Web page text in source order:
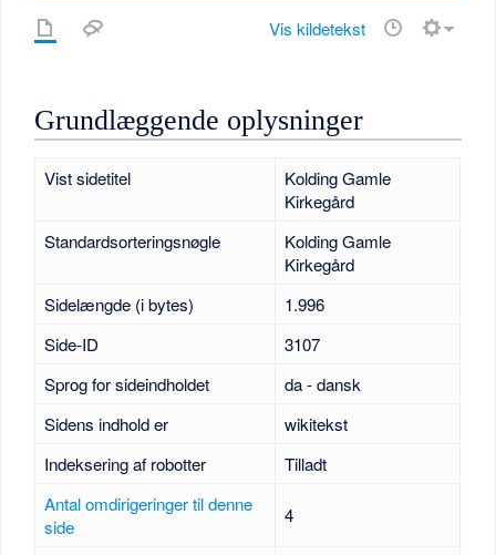
Vis kildetekst
Grundlæggende oplysninger
Vist sidetitel
Kolding Gamle
Kirkegård
Standardsorteringsnøgle
Kolding Gamle
Kirkegård
Sidelængde (i bytes)
1.996
Side-ID
3107
Sprog for sideindholdet
da - dansk
Sidens indhold er
wikitekst
Indeksering af robotter
Tilladt
Antal omdirigeringer til denne
side
4